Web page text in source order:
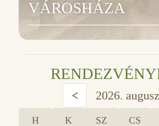
VÁROSHÁZA
< 2026.
H K SZ CS